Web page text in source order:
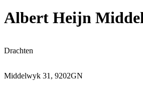
Albert Heijn
Drachten
Middelwyk 31, 9202GN